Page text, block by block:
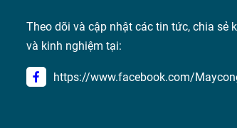
Theo dõi và cập nhật các tin tức, chia sẻ
và kinh nghiệm tại:
https://www.facebook.com/